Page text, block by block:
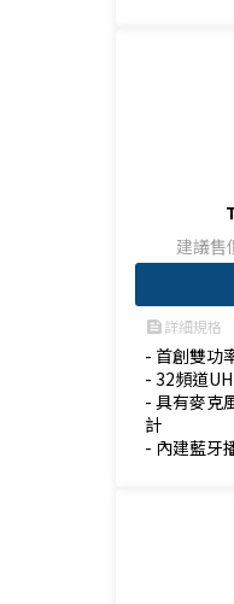
建議售
feed詳細規格
- 首創雙功
- 32頻道
- 具有麥克
計
- 內建藍牙